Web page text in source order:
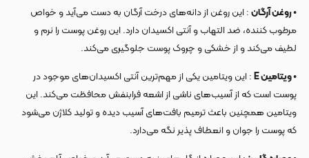
• روغن آرگان: این روغن از دانه‌های درخت آرگان به دست می‌آید و خواص
مرطوب کننده، ضد التهاب و آنتی اکسیدان دارد. این روغن پوست را نرم و
لطیف می‌کند و از خشکی و چروک پوست جلوگیری می‌کند.
• ویتامین E : این ویتامین یکی از مهم‌ترین آنتی اکسیدان‌های موجود در
پوست است که از آسیب‌های ناشی از اشعه فرابنفش محافظت می‌کند. این
ویتامین همچنین باعث ترمیم بافت‌های آسیب دیده و تولید کلاژن می‌شود
که پوست را جوان و انعطاف پذیر نگه می‌دارد.